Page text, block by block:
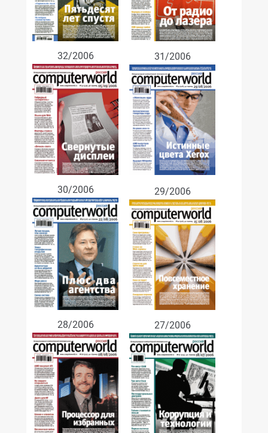
32/2006 31/2006
30/2006 29/2006
28/2006 27/2006